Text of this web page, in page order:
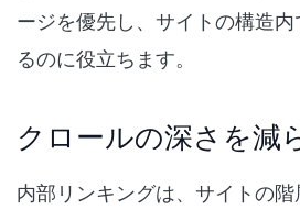
ージを優先し、サイトの構造
るのに役立ちます。
クロールの深さを減
内部リンキングは、サイトの